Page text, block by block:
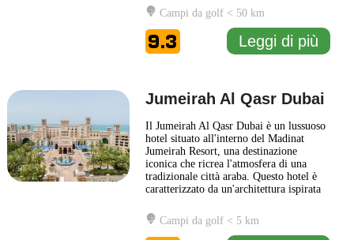
una natura incontaminata, Bab Al Shams
è perfetto per coloro che desiderano
immergersi nella cultura e nella bellezza
del ... Leggi di più
Campi da golf < 50 km
9.3 Leggi di più
Jumeirah Al Qasr Dubai
Il Jumeirah Al Qasr Dubai è un lussuoso
hotel situato all'interno del Madinat
Jumeirah Resort, una destinazione
iconica che ricrea l'atmosfera di una
tradizionale città araba. Questo hotel è
caratterizzato da un'architettura ispirata
elegante e i dettagli raffinati si
combinano con un ambiente accogliente
Campi da golf < 5 km